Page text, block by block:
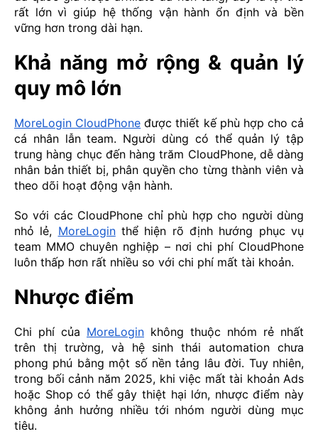
rất lớn vì giúp hệ thống vận hành ổn định và bền
vững hơn trong dài hạn.
Khả năng mở rộng & quản lý
quy mô lớn
MoreLogin CloudPhone được thiết kế phù hợp cho cả
cá nhân lẫn team. Người dùng có thể quản lý tập
trung hàng chục đến hàng trăm CloudPhone, dễ dàng
nhân bản thiết bị, phân quyền cho từng thành viên và
theo dõi hoạt động vận hành.
So với các CloudPhone chỉ phù hợp cho người dùng
nhỏ lẻ, MoreLoginthể hiện rõ định hướng phục vụ
team MMO chuyên nghiệp – nơi chi phí CloudPhone
luôn thấp hơn rất nhiều so với chi phí mất tài khoản.
Nhược điểm
Chi phí của MoreLogin không thuộc nhóm rẻ nhất
trên thị trường, và hệ sinh thái automation chưa
phong phú bằng một số nền tảng lâu đời. Tuy nhiên,
trong bối cảnh năm 2025, khi việc mất tài khoản Ads
hoặc Shop có thể gây thiệt hại lớn, nhược điểm này
không ảnh hưởng nhiều tới nhóm người dùng mục
tiêu.